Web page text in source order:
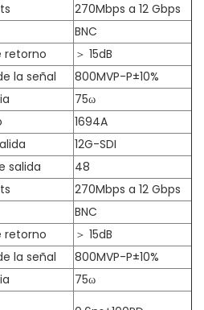
270Mbps a 12 Gbps
BNC
retorno
＞ 15dB
la señal
800MVP-P±10%
75ω
1694A
12G-SDI
salida
48
270Mbps a 12 Gbps
BNC
retorno
＞ 15dB
la señal
800MVP-P±10%
75ω